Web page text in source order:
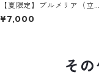
【夏限定】プルメリア（立
体仕上げ）｜ボタニカルキ
ャンドルML＆ミニジェルキ
¥7,000
そ